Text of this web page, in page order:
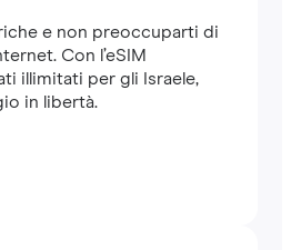
e non preoccuparti di
Con l’eSIM
illimitati per gli Israele,
in libertà.